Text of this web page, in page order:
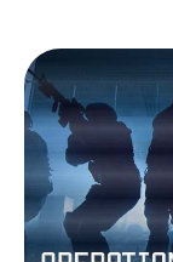
ziehen Sie die
Sie niemandem!
Anders als in
Châteaurenard
eingesperrt, aus
Zeitfenster
Schnitzeljagd
persönlichen